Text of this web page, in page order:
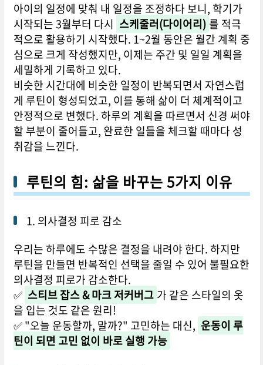
아이의 일정에 맞춰 내 일정을 조정하다 보니, 학기가
시작되는 3월부터 다시 스케줄러(다이어리) 를 적극
적으로 활용하기 시작했다. 1~2월 동안은 월간 계획 중
심으로 크게 작성했지만, 이제는 주간 및 일일 계획을
세밀하게 기록하고 있다.
비슷한 시간대에 비슷한 일정이 반복되면서 자연스럽
게 루틴이 형성되었고, 이를 통해 삶이 더 체계적이고
안정적으로 변했다. 하루의 계획을 따르면서 신경 써야
할 부분이 줄어들고, 완료한 일들을 체크할 때마다 성
취감을 느낀다.
루틴의 힘: 삶을 바꾸는 5가지 이유
1. 의사결정 피로 감소
우리는 하루에도 수많은 결정을 내려야 한다. 하지만
루틴을 만들면 반복적인 선택을 줄일 수 있어 불필요한
의사결정 피로가 감소한다.
✅ 스티브 잡스 & 마크 저커버그 가 같은 스타일의 옷
을 입는 것도 같은 원리!
✅ "오늘 운동할까, 말까?" 고민하는 대신, 운동이 루
틴이 되면 고민 없이 바로 실행 가능